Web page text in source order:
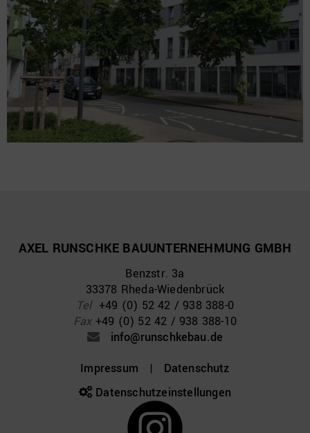
AXEL RUNSCHKE BAUUNTERNEHMUNG GMBH
Benzstr. 3a
33378 Rheda-Wiedenbrück
Tel+49 (0) 52 42 / 938 388-0
Fax+49 (0) 52 42 / 938 388-10
info@runschkebau.de
Impressum | Datenschutz
Datenschutz­einstellungen